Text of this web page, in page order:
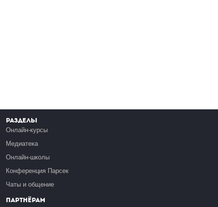
Разделы
Онлайн-курсы
Медиатека
Онлайн-школы
Конференция Парсек
Чаты и общение
Партнёрам